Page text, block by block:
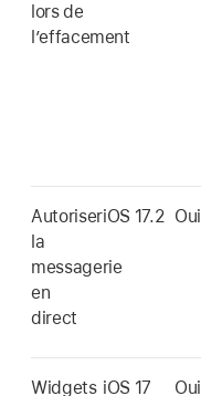
lors de
lʼeffacement
Autoriser
la
messagerie
en
direct
iOS 17.2 Oui
Widgets iOS 17
Oui